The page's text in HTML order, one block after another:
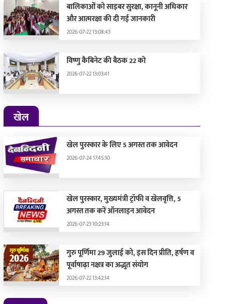
बालिकाओं को साइबर सुरक्षा, कानूनी अधिकार
और आत्मरक्षा की दी गई जानकारी
2026-07-22 13:08:43
विष्णु कैबिनेट की बैठक 22 को
2026-07-22 13:03:41
खेल
खेल पुरस्कार के लिए 5 अगस्त तक आवेदन
2026-07-24 17:45:10
खेल पुरस्कार, मुख्यमंत्री ट्रॉफी व खेलवृत्ति, 5
अगस्त तक करें ऑनलाइन आवेदन
2026-07-23 10:23:14
गुरु पूर्णिमा 29 जुलाई को, इस दिन प्रीति, हर्षण व
पूर्वाषाढ़ा नक्षत्र का अद्भुत संयोग
2026-07-22 13:42:14